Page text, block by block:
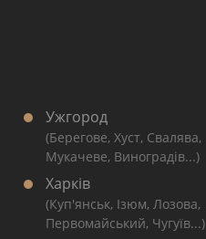
Ужгород
(Берегове, Хуст, Свалява,
Мукачеве, Виноградів...)
Харків
(Куп'янськ, Ізюм, Лозова,
Первомайський, Чугуїв...)